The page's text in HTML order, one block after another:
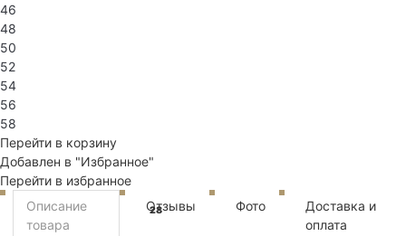
46
48
50
52
54
56
58
Перейти в корзину
Добавлен в "Избранное"
Перейти в избранное
Описание
товара
Отзывы
28 Фото
Доставка и
оплата